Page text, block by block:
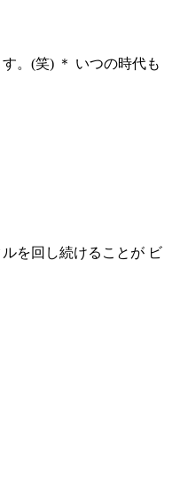
。(笑) ＊ いつの時代も
を回し続けることが ビ